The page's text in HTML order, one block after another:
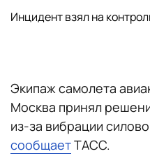
Инцидент взял на
Экипаж самолета
Москва принял
из-за вибрации
сообщаетТАСС.